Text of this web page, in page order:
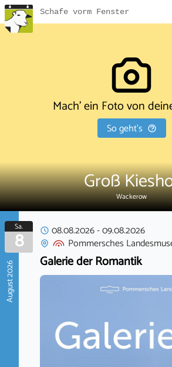
Schafe vorm Fenster
Mach' ein Foto von
So geht's
Groß
Wackerow
August 2026
Sa.
8 08.08.2026-09.08.2026
Pommersches
Galerie der Romantik